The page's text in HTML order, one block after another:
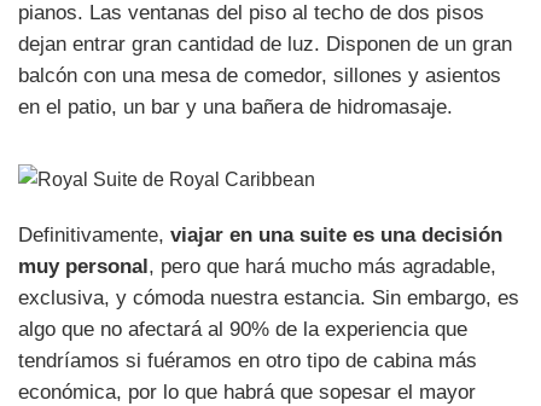
pianos. Las ventanas del piso al techo de dos pisos
dejan entrar gran cantidad de luz. Disponen de un gran
balcón con una mesa de comedor, sillones y asientos
en el patio, un bar y una bañera de hidromasaje.
Definitivamente, viajar en una suite es una decisión
muy personal , pero que hará mucho más agradable,
exclusiva, y cómoda nuestra estancia. Sin embargo, es
algo que no afectará al 90% de la experiencia que
tendríamos si fuéramos en otro tipo de cabina más
económica, por lo que habrá que sopesar el mayor